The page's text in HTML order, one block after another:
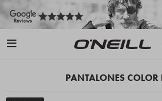

PANTALONES